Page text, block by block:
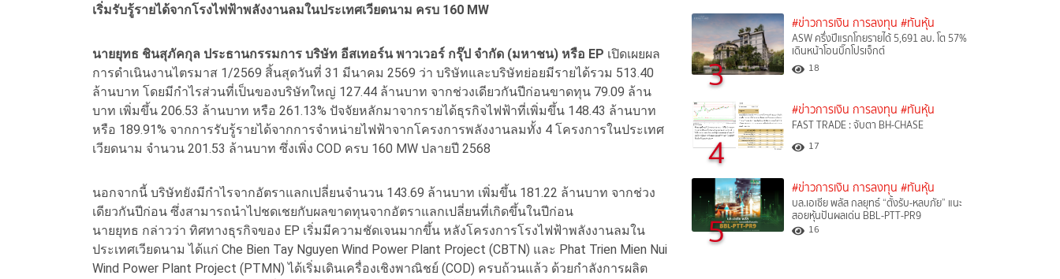
เริ่มรับรู้รายได้จากโรงไฟฟ้าพลังงานลมในประเทศเวียดนาม ครบ 160 MW
นายยุทธ ชินสุภัคกุล ประธานกรรมการ บริษัท อีสเทอร์น พาวเวอร์ กรุ๊ป จำกัด (มหาชน) หรือ EP เปิดเผยผล
การดำเนินงานไตรมาส 1/2569 สิ้นสุดวันที่ 31 มีนาคม 2569 ว่า บริษัทและบริษัทย่อยมีรายได้รวม 513.40
ล้านบาท โดยมีกำไรส่วนที่เป็นของบริษัทใหญ่ 127.44 ล้านบาท จากช่วงเดียวกันปีก่อนขาดทุน 79.09 ล้าน
บาท เพิ่มขึ้น 206.53 ล้านบาท หรือ 261.13% ปัจจัยหลักมาจากรายได้ธุรกิจไฟฟ้าที่เพิ่มขึ้น 148.43 ล้านบาท
หรือ 189.91% จากการรับรู้รายได้จากการจำหน่ายไฟฟ้าจากโครงการพลังงานลมทั้ง 4 โครงการในประเทศ
เวียดนาม จำนวน 201.53 ล้านบาท ซึ่งเพิ่ง COD ครบ 160 MW ปลายปี 2568
นอกจากนี้ บริษัทยังมีกำไรจากอัตราแลกเปลี่ยนจำนวน 143.69 ล้านบาท เพิ่มขึ้น 181.22 ล้านบาท จากช่วง
เดียวกันปีก่อน ซึ่งสามารถนำไปชดเชยกับผลขาดทุนจากอัตราแลกเปลี่ยนที่เกิดขึ้นในปีก่อน
นายยุทธ กล่าวว่า ทิศทางธุรกิจของ EP เริ่มมีความชัดเจนมากขึ้น หลังโครงการโรงไฟฟ้าพลังงานลมใน
ประเทศเวียดนาม ได้แก่ Che Bien Tay Nguyen Wind Power Plant Project (CBTN) และ Phat Trien Mien Nui
Wind Power Plant Project (PTMN) ได้เริ่มเดินเครื่องเชิงพาณิชย์ (COD) ครบถ้วนแล้ว ด้วยกำลังการผลิต
3
#ข่าวการเงิน การลงทุน #ทันหุ้น
ASW ครึ่งปีแรกโกยรายได้ 5,691 ลบ. โต 57%
เดินหน้าโอนบิ๊กโปรเจ็กต์
18
4
#ข่าวการเงิน การลงทุน #ทันหุ้น
FAST TRADE : จับตา BH-CHASE
17
5
#ข่าวการเงิน การลงทุน #ทันหุ้น
บล.เอเซีย พลัส กลยุทธ์ “ตั้งรับ-หลบภัย” แนะ
สอยหุ้นปันผลเด่น BBL-PTT-PR9
16